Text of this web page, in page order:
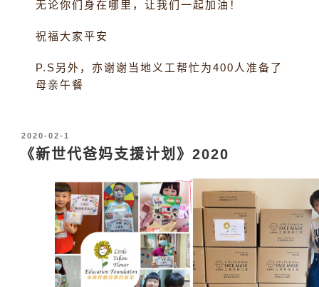
无论你们身在哪里，让我们一起加油！
祝福大家平安
P.S另外，亦谢谢当地义工帮忙为400人准备了
母亲午餐
发
布
于
2020-02-1
《新世代爸妈支援计划》2020